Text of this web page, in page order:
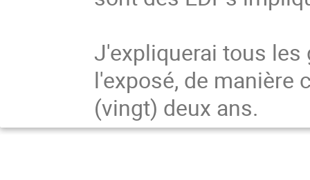
J'expliquerai tous
l'exposé, de manière
(vingt) deux ans.